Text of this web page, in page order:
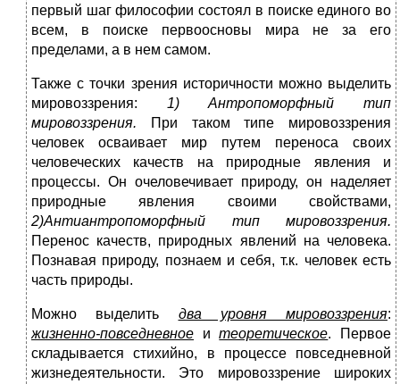
первый шаг философии состоял в поиске единого во
всем, в поиске первоосновы мира не за его
пределами, а в нем самом.
Также с точки зрения историчности можно выделить
мировоззрения: 1) Антропоморфный тип
мировоззрения.
При таком типе мировоззрения
человек осваивает мир путем переноса своих
человеческих качеств на природные явления и
процессы. Он очеловечивает природу, он наделяет
природные явления своими свойствами,
2)Антиантропоморфный тип мировоззрения.
Перенос качеств, природных явлений на человека.
Познавая природу, познаем и себя, т.к. человек есть
часть природы.
Можно выделить два уровня мировоззрения:
жизненно-повседневное итеоретическое. Первое
складывается стихийно, в процессе повседневной
жизнедеятельности. Это мировоззрение широких